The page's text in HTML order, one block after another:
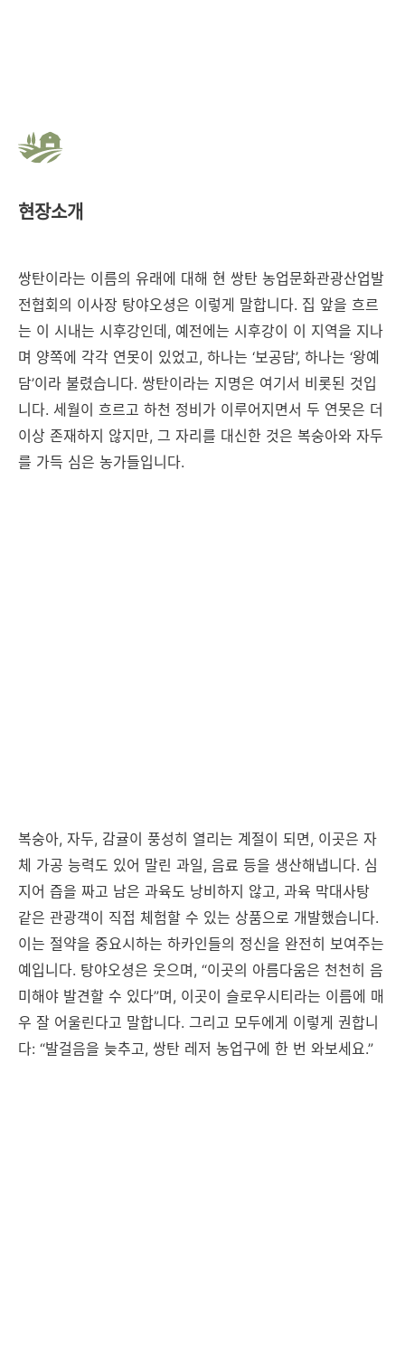
현장소개
쌍탄이라는 이름의 유래에 대해 현 쌍탄 농업문화관광산업발
전협회의 이사장 탕야오셩은 이렇게 말합니다. 집 앞을 흐르
는 이 시내는 시후강인데, 예전에는 시후강이 이 지역을 지나
며 양쪽에 각각 연못이 있었고, 하나는 ‘보공담’, 하나는 ‘왕예
담’이라 불렸습니다. 쌍탄이라는 지명은 여기서 비롯된 것입
니다. 세월이 흐르고 하천 정비가 이루어지면서 두 연못은 더
이상 존재하지 않지만, 그 자리를 대신한 것은 복숭아와 자두
를 가득 심은 농가들입니다.
복숭아, 자두, 감귤이 풍성히 열리는 계절이 되면, 이곳은 자
체 가공 능력도 있어 말린 과일, 음료 등을 생산해냅니다. 심
지어 즙을 짜고 남은 과육도 낭비하지 않고, 과육 막대사탕
같은 관광객이 직접 체험할 수 있는 상품으로 개발했습니다.
이는 절약을 중요시하는 하카인들의 정신을 완전히 보여주는
예입니다. 탕야오셩은 웃으며, “이곳의 아름다움은 천천히 음
미해야 발견할 수 있다”며, 이곳이 슬로우시티라는 이름에 매
우 잘 어울린다고 말합니다. 그리고 모두에게 이렇게 권합니
다: “발걸음을 늦추고, 쌍탄 레저 농업구에 한 번 와보세요.”